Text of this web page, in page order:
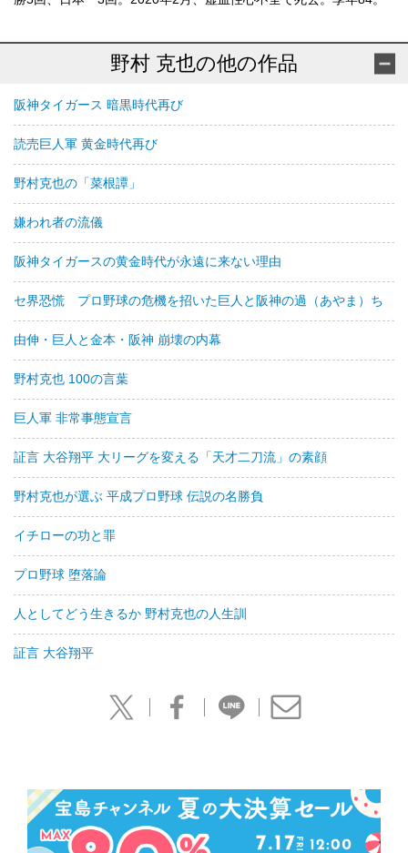
野村 克也の他の作品
阪神タイガース 暗黒時代再び
読売巨人軍 黄金時代再び
野村克也の「菜根譚」
嫌われ者の流儀
阪神タイガースの黄金時代が永遠に来ない理由
セ界恐慌 プロ野球の危機を招いた巨人と阪神の過（あやま）ち
由伸・巨人と金本・阪神 崩壊の内幕
野村克也 100の言葉
巨人軍 非常事態宣言
証言 大谷翔平 大リーグを変える「天才二刀流」の素顔
野村克也が選ぶ 平成プロ野球 伝説の名勝負
イチローの功と罪
プロ野球 堕落論
人としてどう生きるか 野村克也の人生訓
証言 大谷翔平